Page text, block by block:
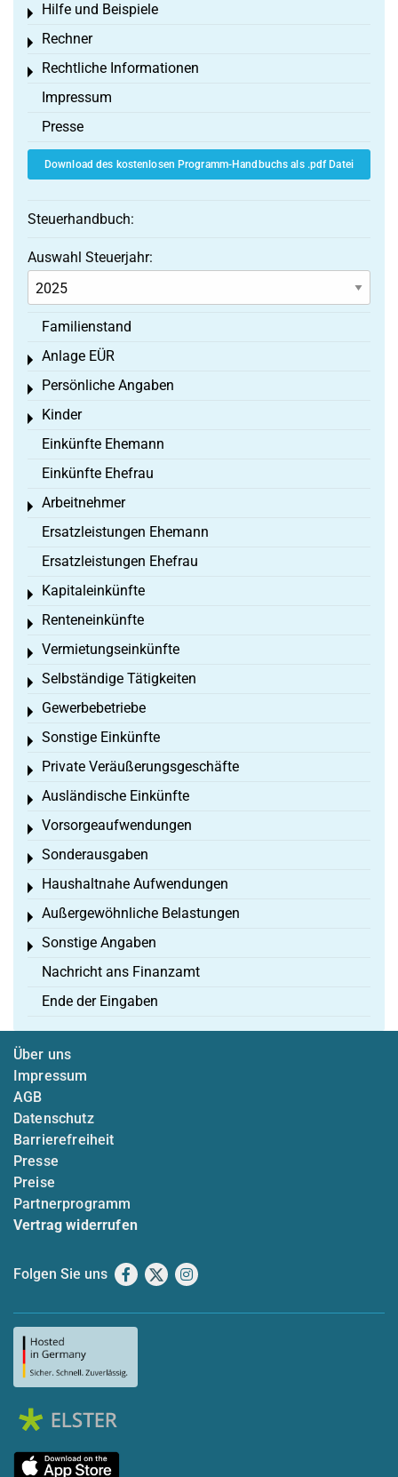
Hilfe und Beispiele
Toggle menu
Rechner
Toggle menu
Rechtliche Informationen
Toggle menu
Impressum
Presse
Download des kostenlosen Programm-Handbuchs als .pdf Datei
Steuerhandbuch:
Auswahl Steuerjahr:
Familienstand
Anlage EÜR
Toggle menu
Persönliche Angaben
Toggle menu
Kinder
Toggle menu
Einkünfte Ehemann
Einkünfte Ehefrau
Arbeitnehmer
Toggle menu
Ersatzleistungen Ehemann
Ersatzleistungen Ehefrau
Kapitaleinkünfte
Toggle menu
Renteneinkünfte
Toggle menu
Vermietungseinkünfte
Toggle menu
Selbständige Tätigkeiten
Toggle menu
Gewerbebetriebe
Toggle menu
Sonstige Einkünfte
Toggle menu
Private Veräußerungsgeschäfte
Toggle menu
Ausländische Einkünfte
Toggle menu
Vorsorgeaufwendungen
Toggle menu
Sonderausgaben
Toggle menu
Haushaltnahe Aufwendungen
Toggle menu
Außergewöhnliche Belastungen
Toggle menu
Sonstige Angaben
Toggle menu
Nachricht ans Finanzamt
Ende der Eingaben
Über uns
Impressum
AGB
Datenschutz
Barrierefreiheit
Presse
Preise
Partnerprogramm
Vertrag widerrufen
Folgen Sie uns Facebook
X Instagram